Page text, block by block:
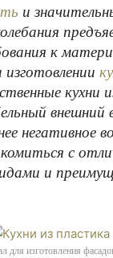
и
к
кухни
внешний
негативное
с
и
для изготовления